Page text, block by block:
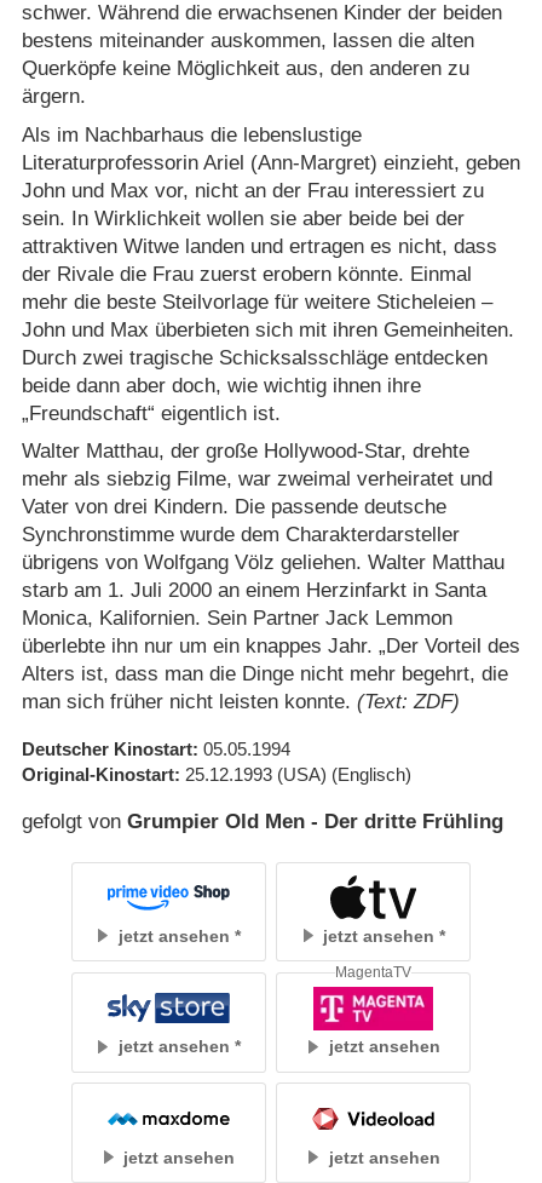
schwer. Während die erwachsenen Kinder der beiden
bestens miteinander auskommen, lassen die alten
Querköpfe keine Möglichkeit aus, den anderen zu
ärgern.
Als im Nachbarhaus die lebenslustige
Literaturprofessorin Ariel (Ann-Margret) einzieht, geben
John und Max vor, nicht an der Frau interessiert zu
sein. In Wirklichkeit wollen sie aber beide bei der
attraktiven Witwe landen und ertragen es nicht, dass
der Rivale die Frau zuerst erobern könnte. Einmal
mehr die beste Steilvorlage für weitere Sticheleien –
John und Max überbieten sich mit ihren Gemeinheiten.
Durch zwei tragische Schicksalsschläge entdecken
beide dann aber doch, wie wichtig ihnen ihre
„Freundschaft“ eigentlich ist.
Walter Matthau, der große Hollywood-Star, drehte
mehr als siebzig Filme, war zweimal verheiratet und
Vater von drei Kindern. Die passende deutsche
Synchronstimme wurde dem Charakterdarsteller
übrigens von Wolfgang Völz geliehen. Walter Matthau
starb am 1. Juli 2000 an einem Herzinfarkt in Santa
Monica, Kalifornien. Sein Partner Jack Lemmon
überlebte ihn nur um ein knappes Jahr. „Der Vorteil des
Alters ist, dass man die Dinge nicht mehr begehrt, die
man sich früher nicht leisten konnte. (Text: ZDF)
Deutscher Kinostart 05.05.1994
Original-Kinostart 25.12.1993 (USA) (Englisch)
gefolgt von Grumpier Old Men - Der dritte Frühling
jetzt ansehen jetzt ansehen
jetzt ansehen jetzt ansehen
MagentaTV
jetzt ansehen jetzt ansehen